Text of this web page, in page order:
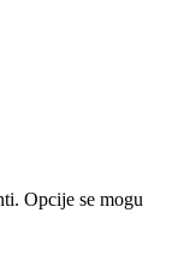
Opcije se mogu